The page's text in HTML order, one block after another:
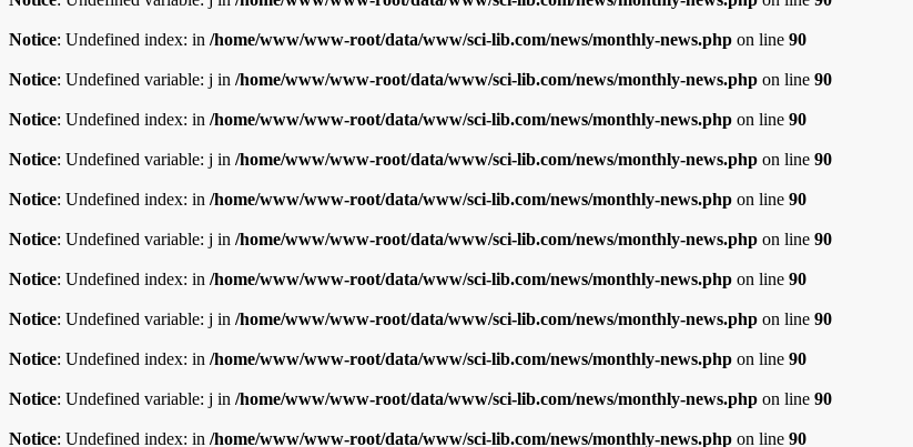
Notice: Undefined index: in /home/www/www-root/data/www/sci-lib.com/news/monthly-news.php on line 90
Notice: Undefined variable: j in /home/www/www-root/data/www/sci-lib.com/news/monthly-news.php on line 90
Notice: Undefined index: in /home/www/www-root/data/www/sci-lib.com/news/monthly-news.php on line 90
Notice: Undefined variable: j in /home/www/www-root/data/www/sci-lib.com/news/monthly-news.php on line 90
Notice: Undefined index: in /home/www/www-root/data/www/sci-lib.com/news/monthly-news.php on line 90
Notice: Undefined variable: j in /home/www/www-root/data/www/sci-lib.com/news/monthly-news.php on line 90
Notice: Undefined index: in /home/www/www-root/data/www/sci-lib.com/news/monthly-news.php on line 90
Notice: Undefined variable: j in /home/www/www-root/data/www/sci-lib.com/news/monthly-news.php on line 90
Notice: Undefined index: in /home/www/www-root/data/www/sci-lib.com/news/monthly-news.php on line 90
Notice: Undefined variable: j in /home/www/www-root/data/www/sci-lib.com/news/monthly-news.php on line 90
Notice: Undefined index: in /home/www/www-root/data/www/sci-lib.com/news/monthly-news.php on line 90